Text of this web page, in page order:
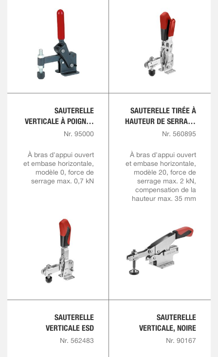
SAUTERELLE
VERTICALE À POIGNÉE
ROUGE
Nr. 95000
À bras d'appui ouvert
et embase horizontale,
modèle 0, force de
serrage max. 0,7 kN
SAUTERELLE TIRÉE À
HAUTEUR DE SERRAGE
VARIABLE
Nr. 560895
À bras d'appui ouvert
et embase horizontale,
modèle 20, force de
serrage max. 2 kN,
compensation de la
hauteur max. 35 mm
SAUTERELLE
VERTICALE ESD
Nr. 562483
SAUTERELLE
VERTICALE, NOIRE
Nr. 90167